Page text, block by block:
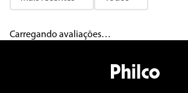
Carregando avaliações…